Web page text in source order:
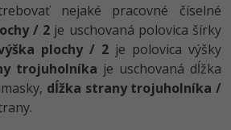
nejaké pracovné číselné
/ 2 je uschovaná polovica šírky
plochy / 2 je polovica výšky
trojuholníka je uschovaná dĺžka
dĺžka strany trojuholníka /